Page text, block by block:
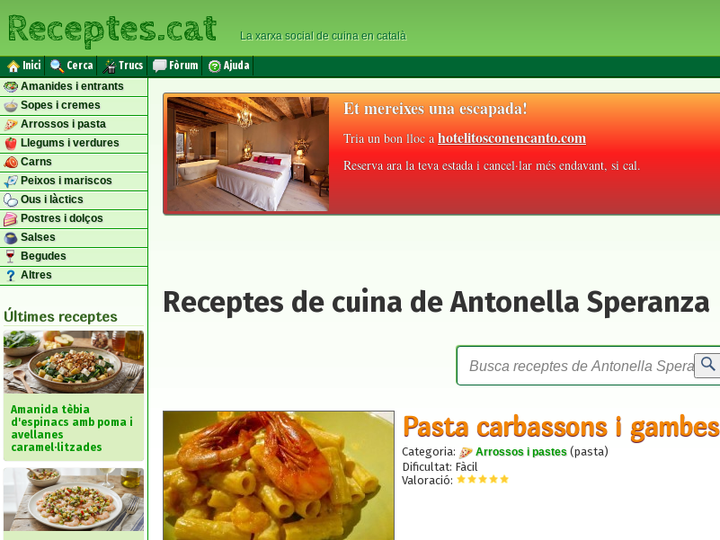
Receptes.cat La xarxa social de cuina en català
Inici Cerca Trucs Fòrum Ajuda
Amanides i entrants
Sopes i cremes
Arrossos i pasta
Llegums i verdures
Carns
Peixos i mariscos
Ous i làctics
Postres i dolços
Salses
Begudes
Altres
Últimes receptes
Amanida tèbia
d'espinacs amb poma i
avellanes
caramel·litzades
Et mereixes una escapada!
Tria un bon lloc ahotelitosconencanto.com
Reserva ara la teva estada i cancel·lar més endavant, si cal.
Receptes de cuina de Antonella Speranza
Pasta carbassons i gambes
Categoria: Arrossos i pastes (pasta)
Dificultat: Fàcil
Valoració: